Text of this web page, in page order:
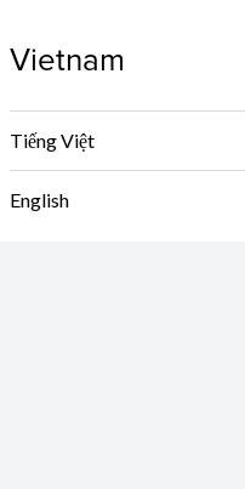
Vietnam
Tiếng Việt
English